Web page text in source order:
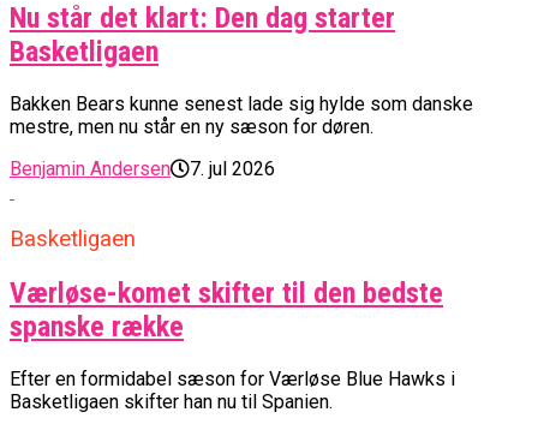
Nu står det klart: Den dag starter
Basketligaen
Bakken Bears kunne senest lade sig hylde som danske
mestre, men nu står en ny sæson for døren.
Benjamin Andersen
7. jul 2026
Basketligaen
Værløse-komet skifter til den bedste
spanske række
Efter en formidabel sæson for Værløse Blue Hawks i
Basketligaen skifter han nu til Spanien.